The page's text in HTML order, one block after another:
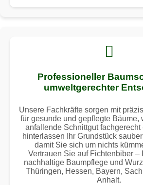
Professioneller
umweltgerechter
Unsere Fachkräfte sorgen mit
für gesunde und gepflegte Bäume,
anfallende Schnittgut fachgerecht
hinterlassen Ihr Grundstück
damit Sie sich um nichts
Vertrauen Sie auf Fichtenbiber –
nachhaltige Baumpflege und
Thüringen, Hessen, Bayern,
Anhalt.